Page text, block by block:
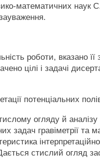
математичних
роботи, вказано її
цілі і задачі
потенціальних
огляду й аналізу
задач гравіметрії та
стислий огляд